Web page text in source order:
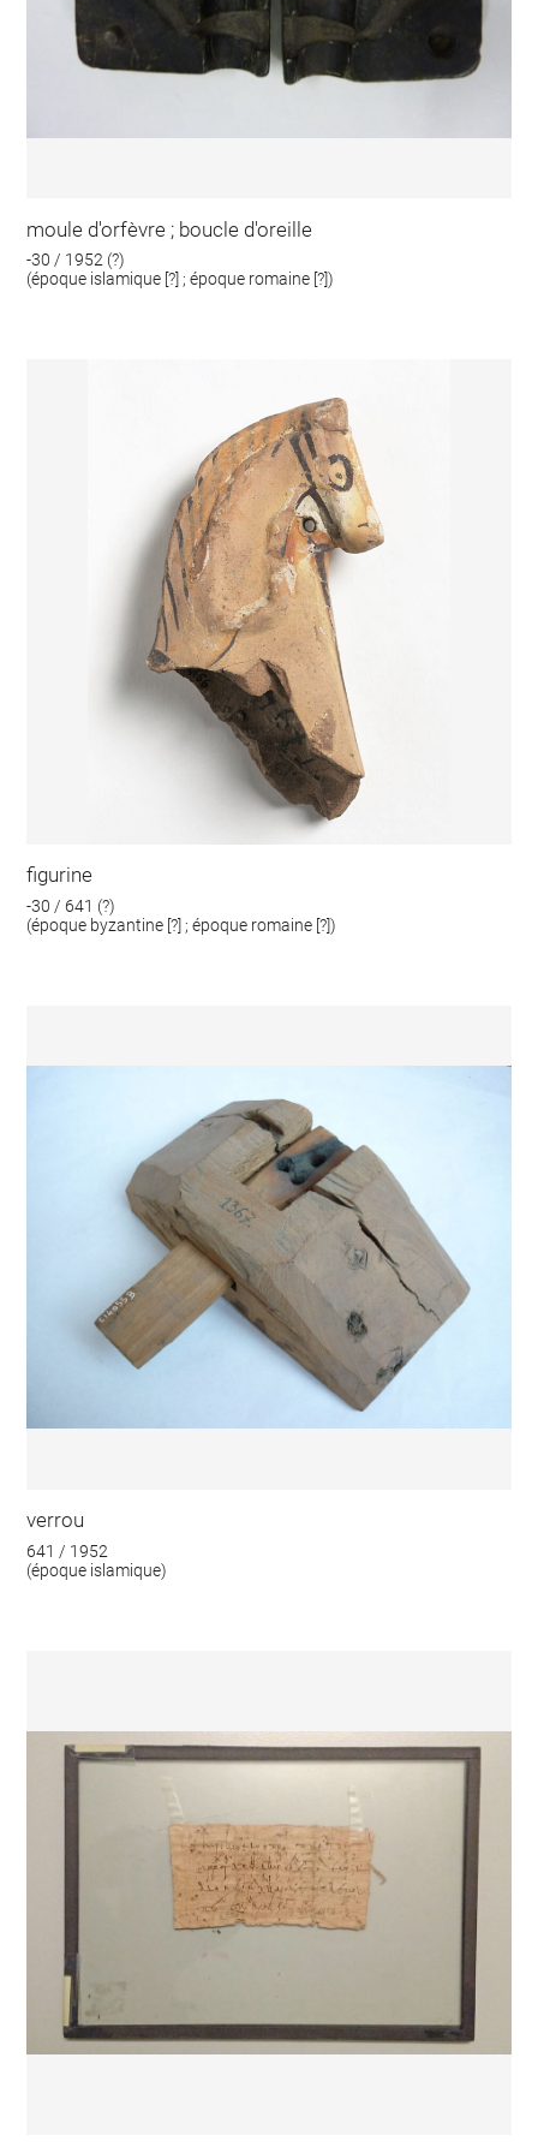
moule d'orfèvre ; boucle d'oreille
-30 / 1952 (?)
(époque islamique [?] ; époque romaine [?])
figurine
-30 / 641 (?)
(époque byzantine [?] ; époque romaine [?])
verrou
641 / 1952
(époque islamique)